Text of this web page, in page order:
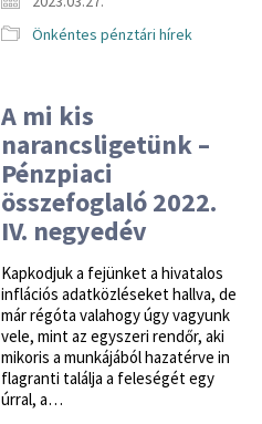
Önkéntes pénztári hírek
A mi kis
narancsligetünk –
Pénzpiaci
összefoglaló 2022.
IV. negyedév
Kapkodjuk a fejünket a hivatalos
inflációs adatközléseket hallva, de
már régóta valahogy úgy vagyunk
vele, mint az egyszeri rendőr, aki
mikoris a munkájából hazatérve in
flagranti találja a feleségét egy
úrral, a…